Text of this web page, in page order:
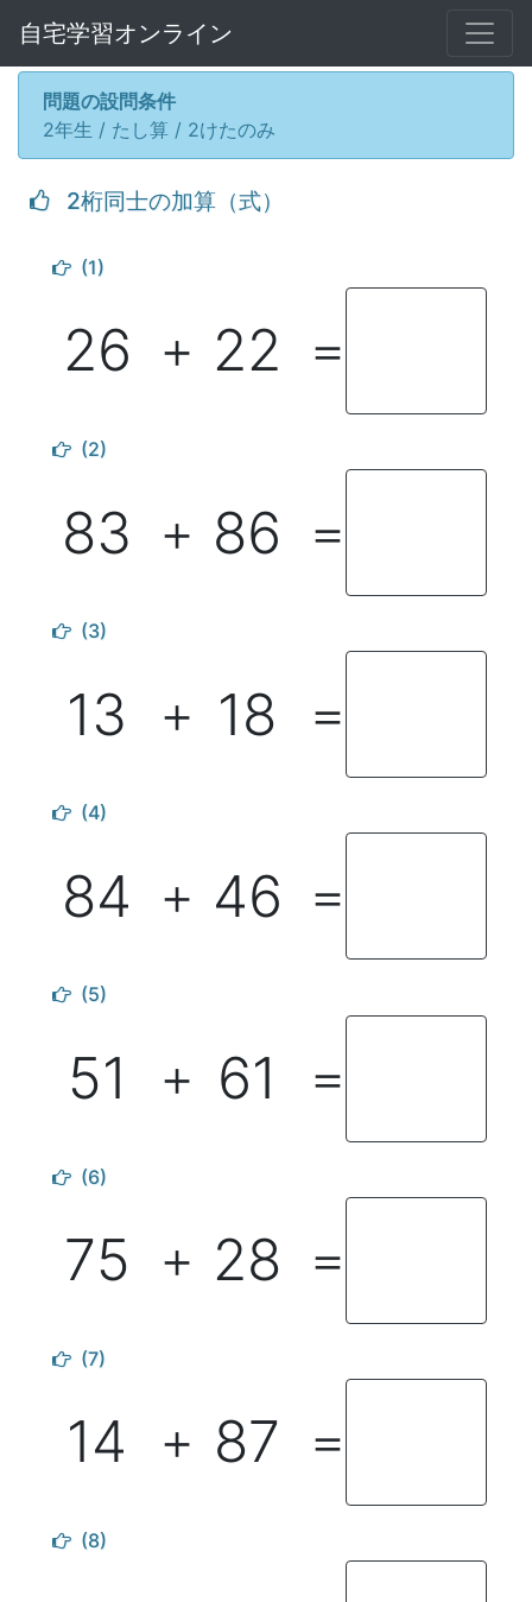
自宅学習オンライン
問題の設問条件
2年生 / たし算 / 2けたのみ
2桁同士の加算（式）
(1)
26 ＋ 22 ＝
(2)
83 ＋ 86 ＝
(3)
13 ＋ 18 ＝
(4)
84 ＋ 46 ＝
(5)
51 ＋ 61 ＝
(6)
75 ＋ 28 ＝
(7)
14 ＋ 87 ＝
(8)